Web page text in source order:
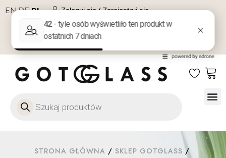
EN DE PL Zaloguj się / Zarejestruj się
NA PREZENT
STRONA GŁÓWNA / SKLEP GOTGLASS /